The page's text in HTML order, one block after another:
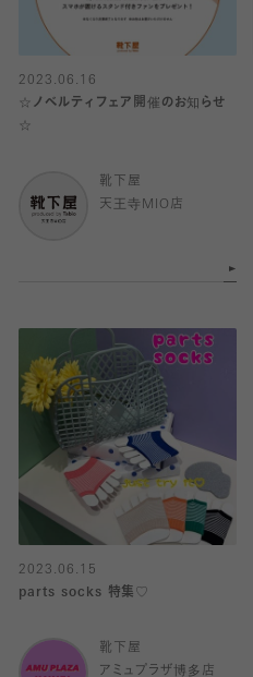
2023.06.16
☆ノベルティフェア開催のお知らせ
☆
靴下屋
天王寺MIO店
2023.06.15
parts socks 特集♡
靴下屋
アミュプラザ博多店